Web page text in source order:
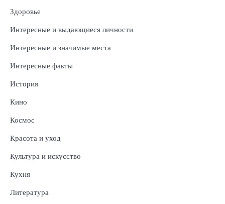
Здоровье
Интересные и выдающиеся личности
Интересные и значимые места
Интересные факты
История
Кино
Космос
Красота и уход
Культура и искусство
Кухня
Литература